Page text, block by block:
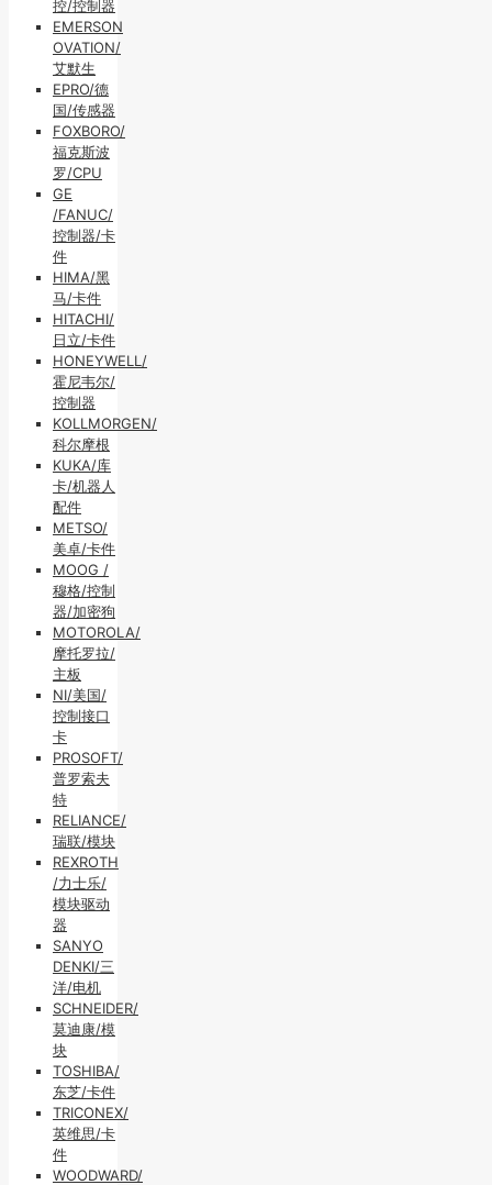
控/控制器
EMERSON
OVATION/
艾默生
EPRO/德
国/传感器
FOXBORO/
福克斯波
罗/CPU
GE
/FANUC/
控制器/卡
件
HIMA/黑
马/卡件
HITACHI/
日立/卡件
HONEYWELL/
霍尼韦尔/
控制器
KOLLMORGEN/
科尔摩根
KUKA/库
卡/机器人
配件
METSO/
美卓/卡件
MOOG /
穆格/控制
器/加密狗
MOTOROLA/
摩托罗拉/
主板
NI/美国/
控制接口
卡
PROSOFT/
普罗索夫
特
RELIANCE/
瑞联/模块
REXROTH
/力士乐/
模块驱动
器
SANYO
DENKI/三
洋/电机
SCHNEIDER/
莫迪康/模
块
TOSHIBA/
东芝/卡件
TRICONEX/
英维思/卡
件
WOODWARD/